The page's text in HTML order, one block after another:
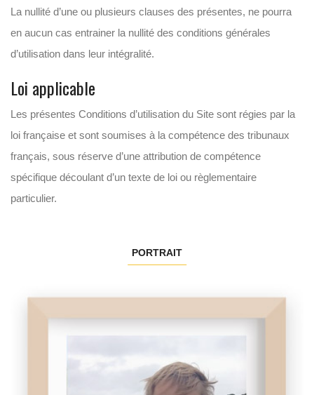
La nullité d’une ou plusieurs clauses des présentes, ne pourra
en aucun cas entrainer la nullité des conditions générales
d’utilisation dans leur intégralité.
Loi applicable
Les présentes Conditions d’utilisation du Site sont régies par la
loi française et sont soumises à la compétence des tribunaux
français, sous réserve d’une attribution de compétence
spécifique découlant d’un texte de loi ou règlementaire
particulier.
PORTRAIT